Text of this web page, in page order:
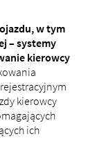
w tym
– systemy
kierowcy
kierowcy
ich